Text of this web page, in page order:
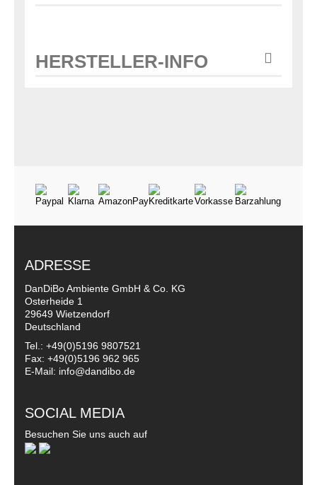
HERSTELLER-INFO
ADRESSE
DanDiBo Ambiente GmbH & Co. KG
Osterheide 1
29649 Wietzendorf
Deutschland
Tel.: +49(0)5196 9807521
Fax: +49(0)5196 962 965
E-Mail: info@dandibo.de
SOCIAL MEDIA
Besuchen Sie uns auch auf